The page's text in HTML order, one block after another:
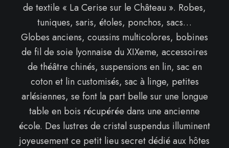
de textile « La Cerise sur le Château ». Robes,
tuniques, saris, étoles, ponchos, sacs…
Globes anciens, coussins multicolores, bobines
de fil de soie lyonnaise du XIXeme, accessoires
de théâtre chinés, suspensions en lin, sac en
coton et lin customisés, sac à linge, petites
arlésiennes, se font la part belle sur une longue
table en bois récupérée dans une ancienne
école. Des lustres de cristal suspendus illuminent
joyeusement ce petit lieu secret dédié aux hôtes